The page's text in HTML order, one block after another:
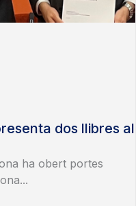
dos llibres al
ha obert portes